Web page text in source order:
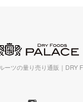
ーツの量り売り通販｜DRY